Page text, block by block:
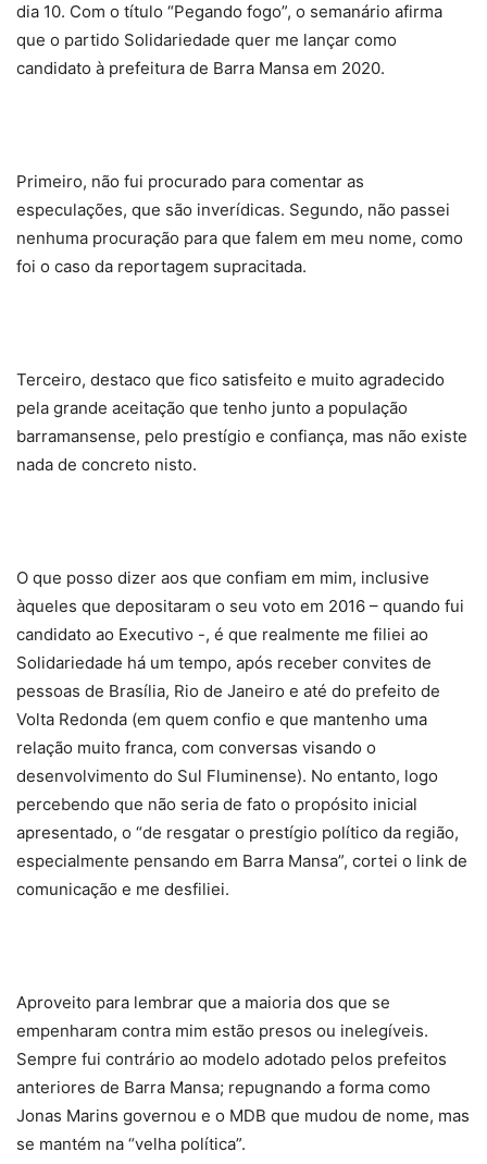
dia 10. Com o título “Pegando fogo”, o semanário afirma
que o partido Solidariedade quer me lançar como
candidato à prefeitura de Barra Mansa em 2020.
Primeiro, não fui procurado para comentar as
especulações, que são inverídicas. Segundo, não passei
nenhuma procuração para que falem em meu nome, como
foi o caso da reportagem supracitada.
Terceiro, destaco que fico satisfeito e muito agradecido
pela grande aceitação que tenho junto a população
barramansense, pelo prestígio e confiança, mas não existe
nada de concreto nisto.
O que posso dizer aos que confiam em mim, inclusive
àqueles que depositaram o seu voto em 2016 – quando fui
candidato ao Executivo -, é que realmente me filiei ao
Solidariedade há um tempo, após receber convites de
pessoas de Brasília, Rio de Janeiro e até do prefeito de
Volta Redonda (em quem confio e que mantenho uma
relação muito franca, com conversas visando o
desenvolvimento do Sul Fluminense). No entanto, logo
percebendo que não seria de fato o propósito inicial
apresentado, o “de resgatar o prestígio político da região,
especialmente pensando em Barra Mansa”, cortei o link de
comunicação e me desfiliei.
Aproveito para lembrar que a maioria dos que se
empenharam contra mim estão presos ou inelegíveis.
Sempre fui contrário ao modelo adotado pelos prefeitos
anteriores de Barra Mansa; repugnando a forma como
Jonas Marins governou e o MDB que mudou de nome, mas
se mantém na “velha política”.